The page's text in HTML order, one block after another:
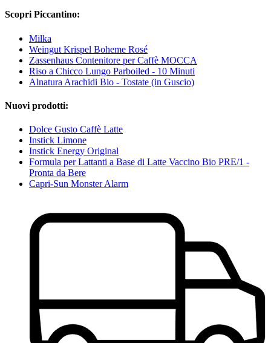
Scopri Piccantino:
Milka
Weingut Krispel Boheme Rosé
Zassenhaus Contenitore per Caffè MOCCA
Riso a Chicco Lungo Parboiled - 10 Minuti
Alnatura Arachidi Bio - Tostate (in Guscio)
Nuovi prodotti:
Dolce Gusto Caffè Latte
Instick Limone
Instick Energy Original
Formula per Lattanti a Base di Latte Vaccino Bio PRE/1 -
Pronta da Bere
Capri-Sun Monster Alarm